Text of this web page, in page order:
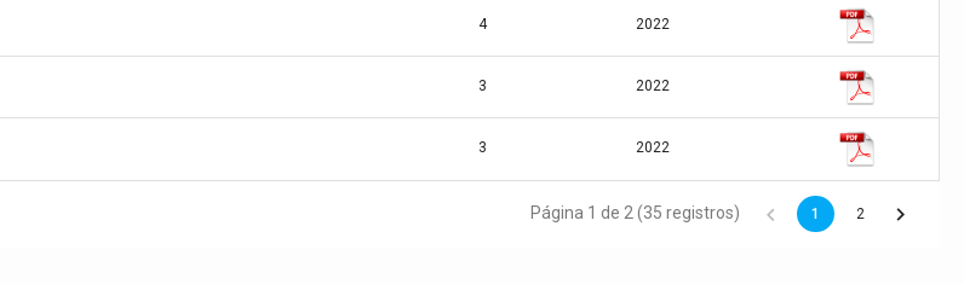
4 2022
3 2022
3 2022
Página 1 de 2 (35 registros) 1 2